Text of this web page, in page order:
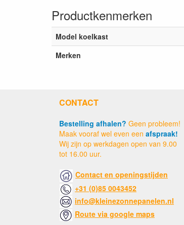
Productkenmerken
Model koelkast
Merken
CONTACT
Bestelling afhalen? Geen probleem!
Maak vooraf wel even een afspraak!
Wij zijn op werkdagen open van 9.00
tot 16.00 uur.
Contact en openingstijden
+31 (0)85 0043452
info@kleinezonnepanelen.nl
Route via google maps